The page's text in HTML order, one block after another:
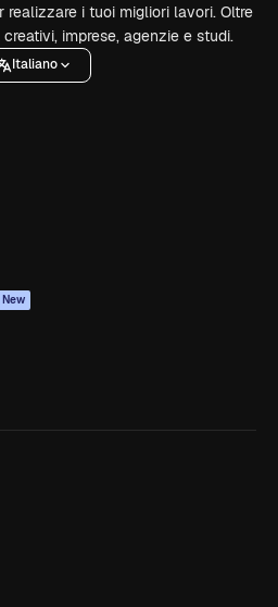
realizzare i tuoi migliori lavori. Oltre
imprese, agenzie e studi.
Italiano
New